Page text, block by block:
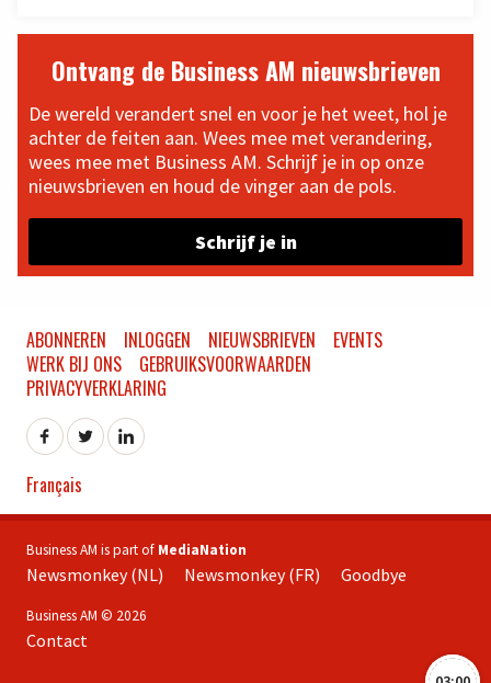
Ontvang de Business AM nieuwsbrieven
De wereld verandert snel en voor je het weet, hol je
achter de feiten aan. Wees mee met verandering,
wees mee met Business AM. Schrijf je in op onze
nieuwsbrieven en houd de vinger aan de pols.
Schrijf je in
ABONNEREN INLOGGEN NIEUWSBRIEVEN
EVENTS
WERK BIJ ONS
GEBRUIKSVOORWAARDEN
PRIVACYVERKLARING
Français
Business AM is part of MediaNation
Newsmonkey (NL) Newsmonkey (FR) Goodbye
Business AM © 2026
Contact